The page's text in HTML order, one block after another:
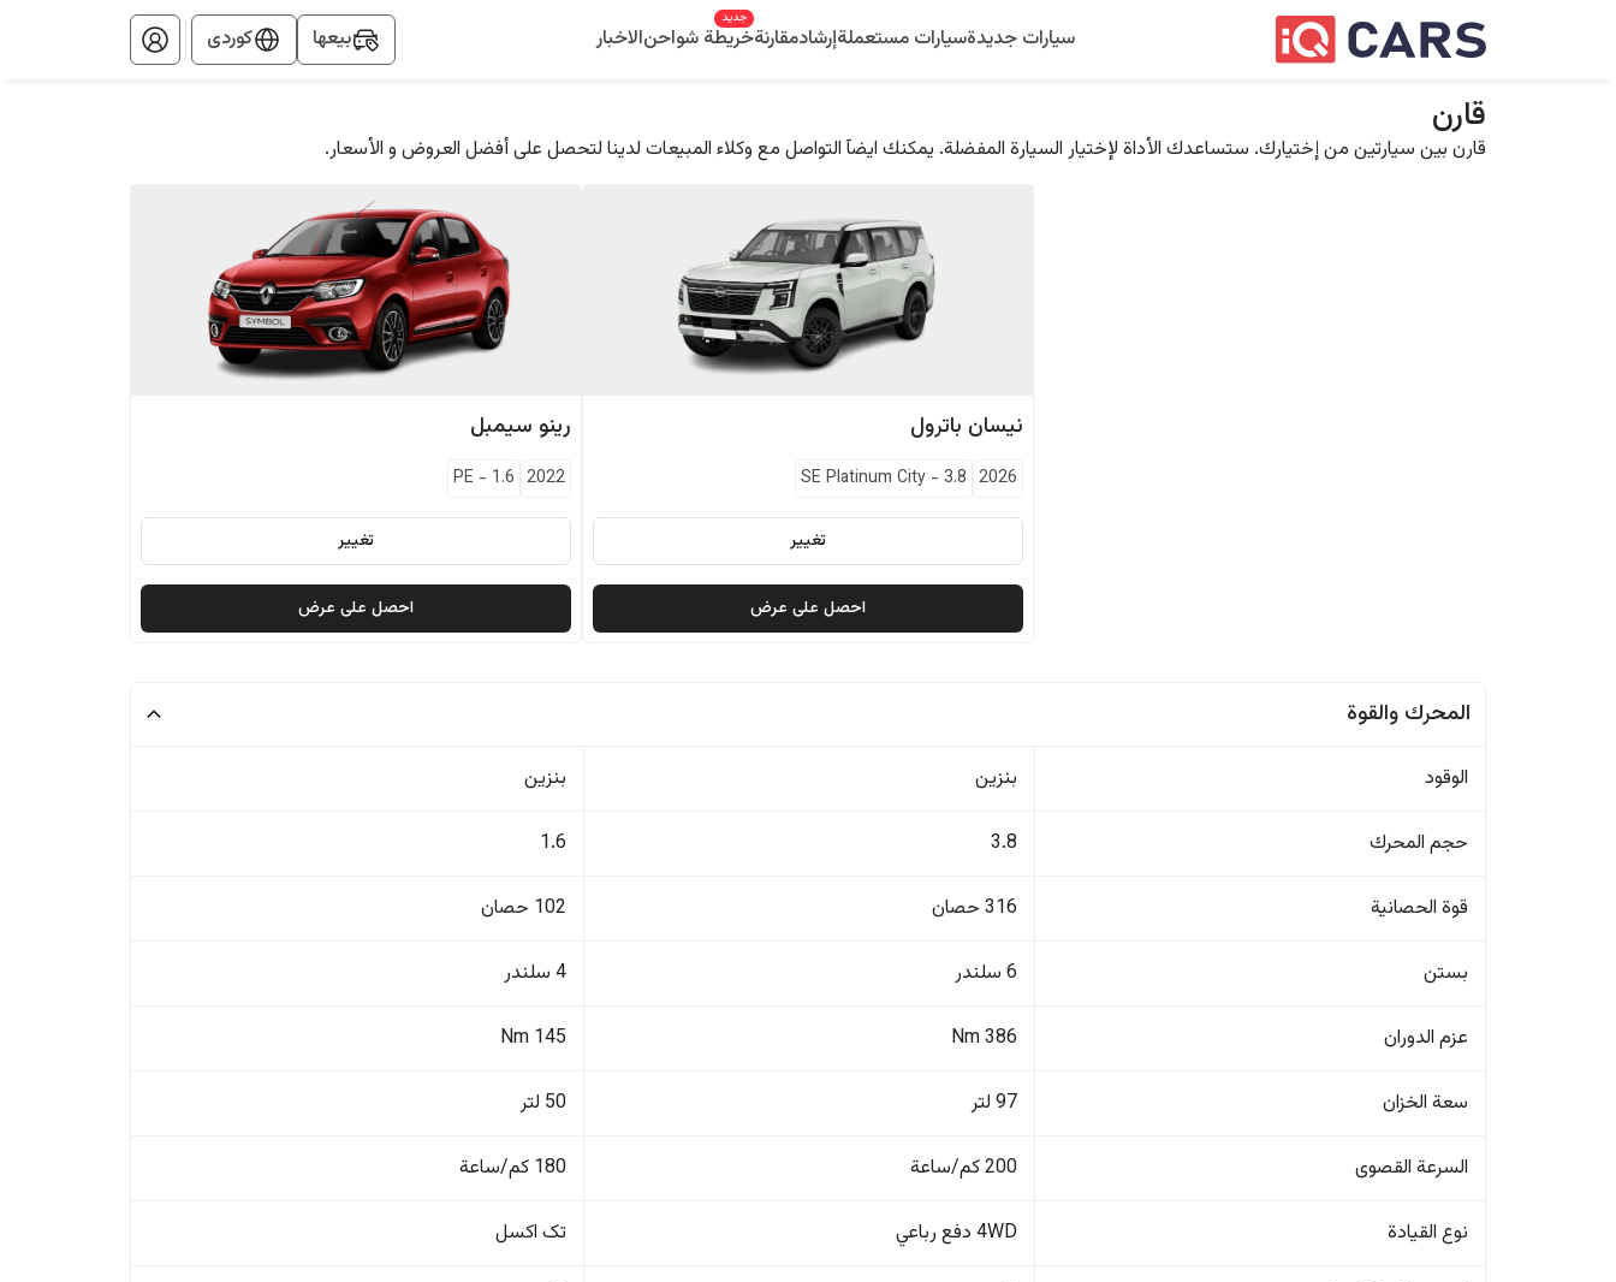
سيارات جديدةسيارات مستعملةإرشادمقارنةخريطة شواحن
جديد
الاخبار بيعها کوردی
قارن
قارن بين سيارتين من إختيارك. ستساعدك الأداة لإختيار السيارة المفضلة. يمكنك ايضآ التواصل مع وكلاء المبيعات لدينا لتحصل على أفضل العروض و الأسعار.
نيسان باترول
2026
SE Platinum City - 3.8
تغيير
احصل على عرض
رينو سيمبل
2022
PE - 1.6
تغيير
احصل على عرض
المحرك والقوة
الوقود بنزين بنزين
حجم المحرك 3.8
1.6
قوة الحصانية 316 حصان 102 حصان
بستن 6 سلندر 4 سلندر
عزم الدوران 386 Nm
145 Nm
سعة الخزان 97 لتر 50 لتر
السرعة القصوى 200 كم/ساعة 180 كم/ساعة
نوع القيادة 4WD دفع رباعي تک اکسل